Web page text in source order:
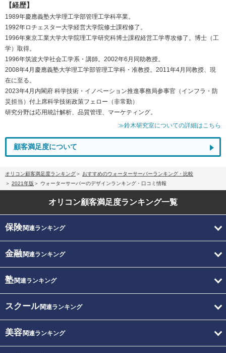
【経歴】
1989年慶應義塾大学理工学部管理工学科卒業。
1992年ロチェスター大学経営大学院修士課程修了。
1996年東京工業大学大学院理工学研究科博士課程経営工学専攻修了。博士（工
学）取得。
1996年筑波大学社会工学系・講師。2002年6月同助教授。
2008年4月慶應義塾大学理工学部管理工学科・准教授。2011年4月同教授、現
在に至る。
2023年4月内閣府 科学技術・イノベーション推進事務局参事官（インフラ・防
災担当）付上席科学技術政策フェロー（非常勤）
研究分野は応用統計解析、品質管理、マーケティング。
≫鈴木研究室についての詳細はこちら
顧客満足度について
オリコン顧客満足度ランキング
おすすめのウォーターサーバーランキング・比較
2021年版
ウォーターサーバーのデザインランキング・口コミ情報
オリコン顧客満足度ランキング一覧
保険関連ランキング
金融関連ランキング
塾関連ランキング
スクール関連ランキング
美容関連ランキング